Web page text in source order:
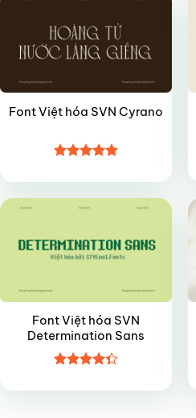
Font Việt hóa SVN Cyrano
hạng55
sao
Font Việt hóa SVN
Determination Sans
hạng4.35